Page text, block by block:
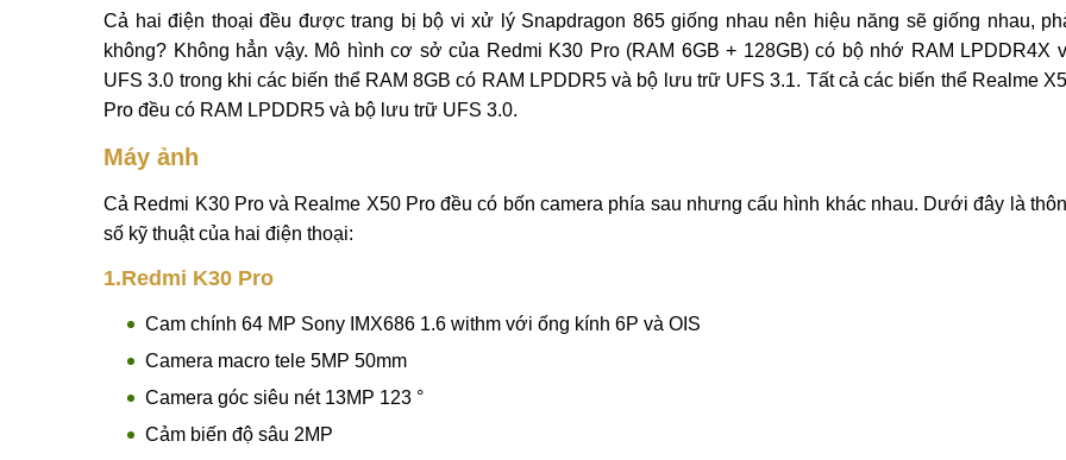
Cả hai điện thoại đều được trang bị bộ vi xử lý Snapdragon 865 giống nhau nên hiệu năng sẽ giống nhau,
không? Không hẳn vậy. Mô hình cơ sở của Redmi K30 Pro (RAM 6GB + 128GB) có bộ nhớ RAM LPDDR4X
UFS 3.0 trong khi các biến thể RAM 8GB có RAM LPDDR5 và bộ lưu trữ UFS 3.1. Tất cả các biến thể Realme
Pro đều có RAM LPDDR5 và bộ lưu trữ UFS 3.0.
Máy ảnh
Cả Redmi K30 Pro và Realme X50 Pro đều có bốn camera phía sau nhưng cấu hình khác nhau. Dưới đây là
số kỹ thuật của hai điện thoại:
1.Redmi K30 Pro
Cam chính 64 MP Sony IMX686 1.6 withm với ống kính 6P và OIS
Camera macro tele 5MP 50mm
Camera góc siêu nét 13MP 123 °
Cảm biến độ sâu 2MP